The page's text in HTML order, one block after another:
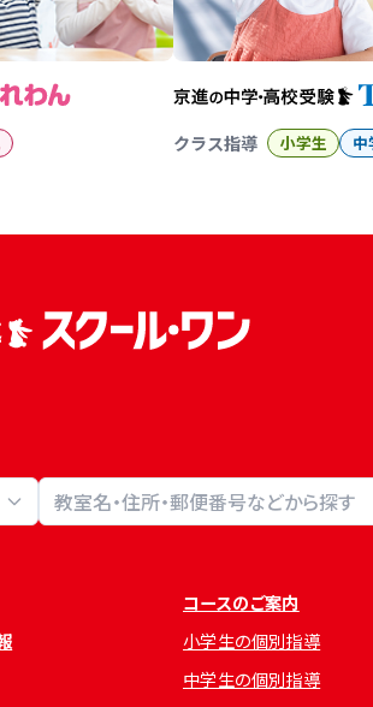
クラス指導 小学生 中
教室検索
コースのご案内
小学生の個別指導
中学生の個別指導